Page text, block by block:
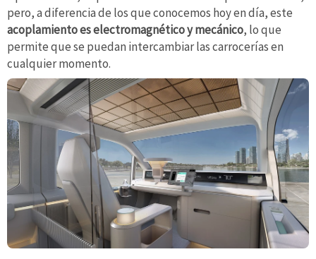
pero, a diferencia de los que conocemos hoy en día, este
acoplamiento es electromagnético y mecánico, lo que
permite que se puedan intercambiar las carrocerías en
cualquier momento.